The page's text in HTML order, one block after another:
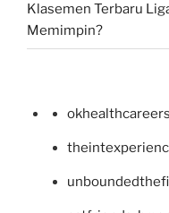
Klasemen Terbaru
Memimpin?